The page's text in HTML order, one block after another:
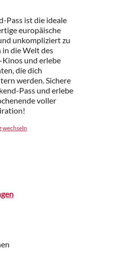
Pass ist die ideale
europäische
unkompliziert zu
in die Welt des
und erlebe
die dich
werden. Sichere
Pass und erlebe
voller
wechseln